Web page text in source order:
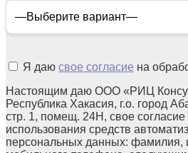
Я даю свое согласие на
Настоящим даю ООО «РИЦ
Республика Хакасия, г.о. город
стр. 1, помещ. 24Н, свое
использования средств
персональных данных: фамилия,